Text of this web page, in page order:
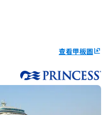
查看甲板圖ungroup